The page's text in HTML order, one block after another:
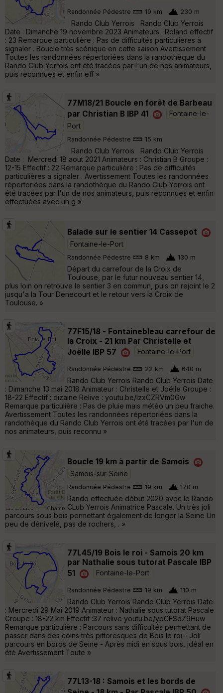
Randonnée Pédestre 19 km 230 m
Rando Club Yerrois Rando Club Yerrois
Date : Dimanche 19 novembre 2023 Animateurs : Roland effectif
: 23 Remarque particulière : Pas de difficultés particulières à
signaler . Boucle très scénique en cette saison Avertissement
Toutes les randonnées répertoriées dans la randothèque du
Rando Club Yerrois ont été tracées par l'un de nos animateurs,
puis reconnues et enfin eff »
77M18/21 Boucle en forêt de Barbeau
par Christian B IBP 41
Fontaine-le-
Port
Randonnée Pédestre 15 km
Rando Club Yerrois Rando Club Yerrois
Date : Mercredi 18 aout 2021 Animateurs : Christian B Groupe :
12-15 Effectif : 22 Remarque particulière : Pas de difficultés
particulières à signaler . Avertissement Toutes les randonnées
répertoriées dans la randothèque du Rando Club Yerrois ont
été tracées par l'un de nos animateurs, puis reconnues et enfin
effectuées avec un g »
Balade sur le sentier 14 Cassepot
Fontaine-le-Port
Randonnée Pédestre 8 km 130 m
Départ du carrefour de la Croix de
Toulouse, par le futur nouveau sentier 14,
plus loin on retrouve le sentier 3 en commun, puis on rejoint le 2
jusqu'a la Tour Denecourt et le retour vers la Croix de
Toulouse. »
77F15/18 - Fontainebleau carrefour de
la Croix - 21 km Par Christelle et
Joëlle IBP 57
Fontaine-le-Port
Randonnée Pédestre 22 km 640 m
Rando Club Yerrois Rando Club Yerrois Date
: Dimanche 13 mai 2018 Animateur : Christelle et Joëlle Groupe :
18-22 Effectif : dizaine Relive : youtu.be/IzxCZRVm0Gw
Remarque particulière : Pas de pluie mais météo un peu fraiche.
Avertissement Toutes les randonnées répertoriées dans la
randothèque du Rando Club Yerrois ont été tracées par l'un de
nos animateurs, puis reconnu »
Boucle 19 km à partir de Samois
Samois-sur-Seine
Randonnée Pédestre 19 km 170 m
Rando effectuée début 2020 avec le Rando
CLub Yerrois Animatrice Pascale. Un très joli
parcours sous bois permettant également de longer la Seine Un
peu de dénivelé, pas de rochers, . »
77L45/19 Bois le roi - Samois 20 km
par Nathalie sous tutorat Pascale IBP
51
Fontaine-le-Port
Randonnée Pédestre 19 km 110 m
Rando Club Yerrois Rando Club Yerrois Date
: Mercredi 29 Mai 2019 Animateur : Nathalie sous tutorat Pascale
Groupe : 18-22 km Effectif :37 relive youtu.be/ypCFSdZ9Huw
Remarque particulière : Parcours sans difficultés permettant de
passer dans des coins très pittoresques de Bois le roi - Joli
parcours en bords de Seine - Après midi en sous bois, idéal en
été Avertissement Toute »
77L13-18 : Samois et les bords de